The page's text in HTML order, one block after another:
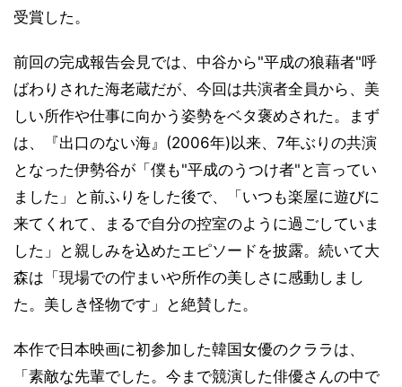
受賞した。
前回の完成報告会見では、中谷から"平成の狼藉者"呼
ばわりされた海老蔵だが、今回は共演者全員から、美
しい所作や仕事に向かう姿勢をベタ褒めされた。まず
は、『出口のない海』(2006年)以来、7年ぶりの共演
となった伊勢谷が「僕も"平成のうつけ者"と言ってい
ました」と前ふりをした後で、「いつも楽屋に遊びに
来てくれて、まるで自分の控室のように過ごしていま
した」と親しみを込めたエピソードを披露。続いて大
森は「現場での佇まいや所作の美しさに感動しまし
た。美しき怪物です」と絶賛した。
本作で日本映画に初参加した韓国女優のクララは、
「素敵な先輩でした。今まで競演した俳優さんの中で